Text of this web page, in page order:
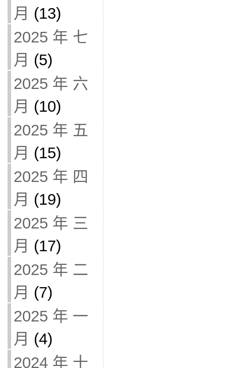
月 (13)
2025 年 七
月 (5)
2025 年 六
月 (10)
2025 年 五
月 (15)
2025 年 四
月 (19)
2025 年 三
月 (17)
2025 年 二
月 (7)
2025 年 一
月 (4)
2024 年 十